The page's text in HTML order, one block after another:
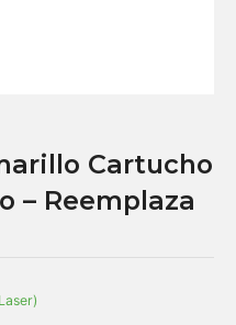
Cartucho
– Reemplaza